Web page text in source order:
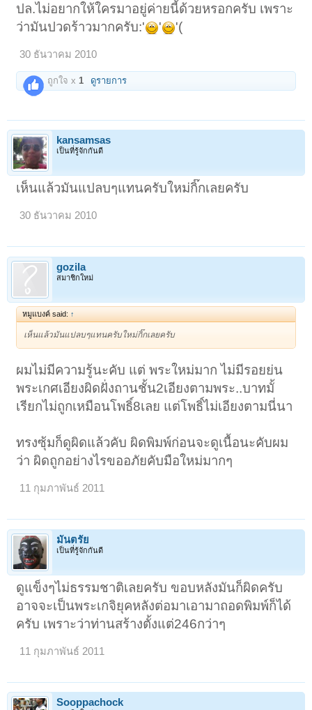
ปล.ไม่อยากให้ใครมาอยู่ค่ายนี้ด้วยหรอกครับ เพราะ
ว่ามันปวดร้าวมากครับ:'
' '(
30 ธันวาคม 2010
ถูกใจ x 1 ดูรายการ
kansamsas
เป็นที่รู้จักกันดี
เห็นแล้วมันแปลบๆแทนครับใหม่กิ๊กเลยครับ
30 ธันวาคม 2010
gozila
สมาชิกใหม่
หมูแบงค์ said: ↑
เห็นแล้วมันแปลบๆแทนครับใหม่กิ๊กเลยครับ
ผมไม่มีความรู้นะคับ แต่ พระใหม่มาก ไม่มีรอยย่น
พระเกศเอียงผิดฝั่งถานชั้น2เอียงตามพระ..บาทมั้
เรียกไม่ถูกเหมือนโพธิ์8เลย แต่โพธิ์ไม่เอียงตามนี่นา
ทรงซุ้มก็ดูผิดแล้วคับ ผิดพิมพ์ก่อนจะดูเนื้อนะคับผม
ว่า ผิดถูกอย่างไรขออภัยคับมือใหม่มากๆ
11 กุมภาพันธ์ 2011
มันตรัย
เป็นที่รู้จักกันดี
ดูแข็งๆไม่ธรรมชาติเลยครับ ขอบหลังมันก็ผิดครับ
อาจจะเป็นพระเกจิยุคหลังต่อมาเอามาถอดพิมพ์ก็ได้
ครับ เพราะว่าท่านสร้างตั้งแต่246กว่าๆ
11 กุมภาพันธ์ 2011
Sooppachock